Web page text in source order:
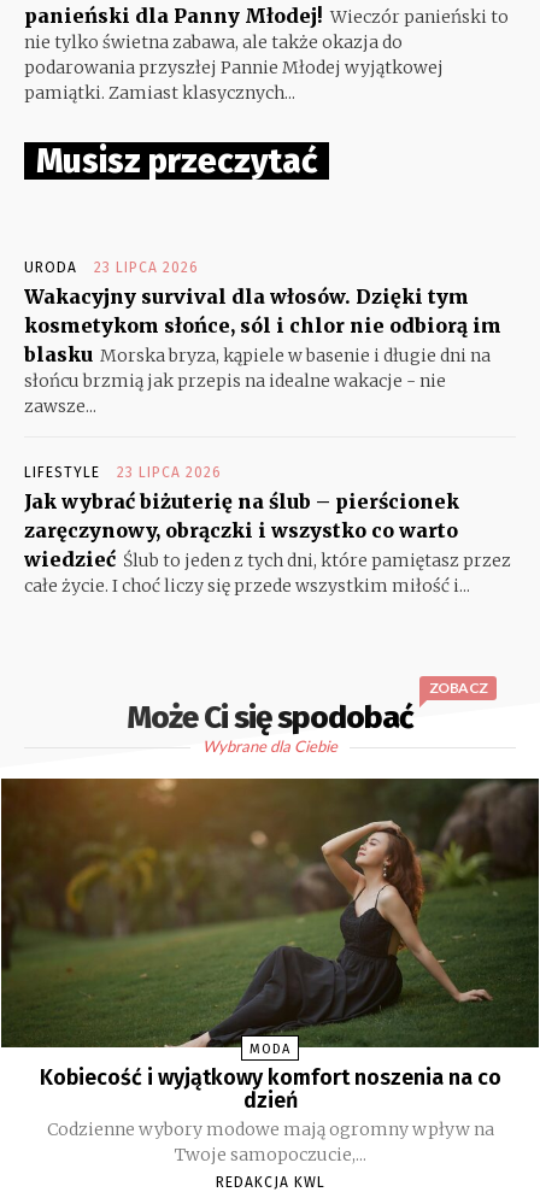
panieński dla Panny Młodej! Wieczór panieński to
nie tylko świetna zabawa, ale także okazja do
podarowania przyszłej Pannie Młodej wyjątkowej
pamiątki. Zamiast klasycznych...
Musisz przeczytać
URODA 23 LIPCA 2026
Wakacyjny survival dla włosów. Dzięki tym
kosmetykom słońce, sól i chlor nie odbiorą im
blasku Morska bryza, kąpiele w basenie i długie dni na
słońcu brzmią jak przepis na idealne wakacje - nie
zawsze...
LIFESTYLE 23 LIPCA 2026
Jak wybrać biżuterię na ślub – pierścionek
zaręczynowy, obrączki i wszystko co warto
wiedzieć Ślub to jeden z tych dni, które pamiętasz przez
całe życie. I choć liczy się przede wszystkim miłość i...
Może Ci się spodobać
ZOBACZ
Wybrane dla Ciebie
MODA
Kobiecość i wyjątkowy komfort noszenia na co
dzień
Codzienne wybory modowe mają ogromny wpływ na
Twoje samopoczucie,...
REDAKCJA KWL